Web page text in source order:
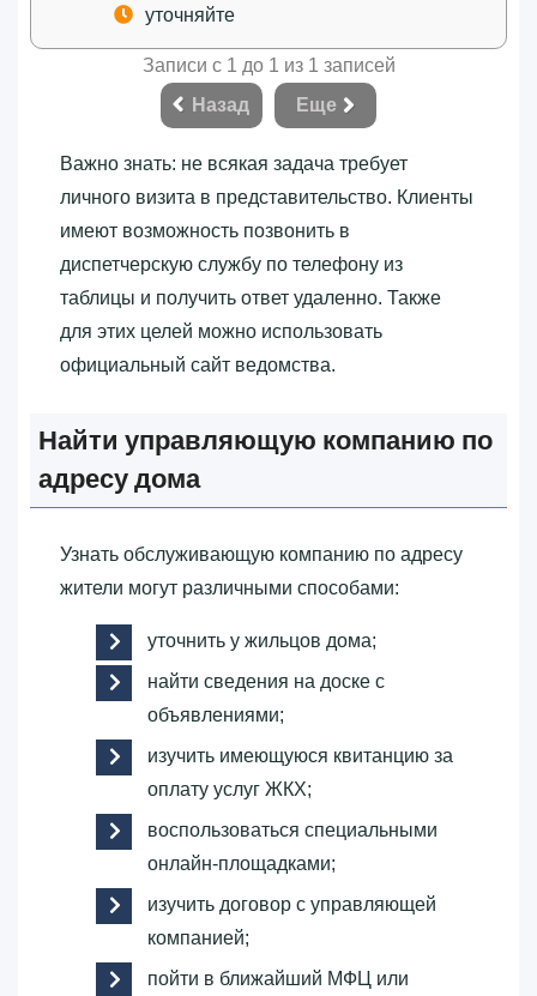
уточняйте
Записи с 1 до 1 из 1 записей
Назад
Еще
Важно знать: не всякая задача требует
личного визита в представительство. Клиенты
имеют возможность позвонить в
диспетчерскую службу по телефону из
таблицы и получить ответ удаленно. Также
для этих целей можно использовать
официальный сайт ведомства.
Найти управляющую компанию по
адресу дома
Узнать обслуживающую компанию по адресу
жители могут различными способами:
уточнить у жильцов дома;
найти сведения на доске с
объявлениями;
изучить имеющуюся квитанцию за
оплату услуг ЖКХ;
воспользоваться специальными
онлайн-площадками;
изучить договор с управляющей
компанией;
пойти в ближайший МФЦ или